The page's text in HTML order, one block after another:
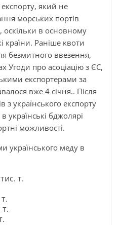
експорту, який не
морських портів
оскільки в основному
країни. Раніше квоти
безмитного ввезення,
Угоди про асоціацію з ЄС,
експортерами за
вже 4 січня.. Після
з українського експорту
бджолярі
можливості.
українського меду в
т.